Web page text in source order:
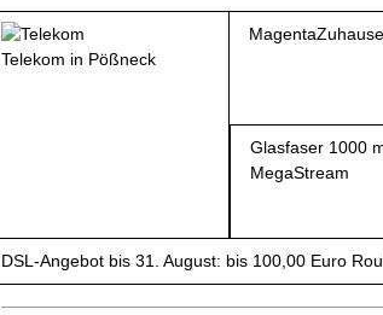
Telekom in Pößneck
Glasfaser 1000
MegaStream
DSL-Angebot bis 31. August: bis 100,00 Euro